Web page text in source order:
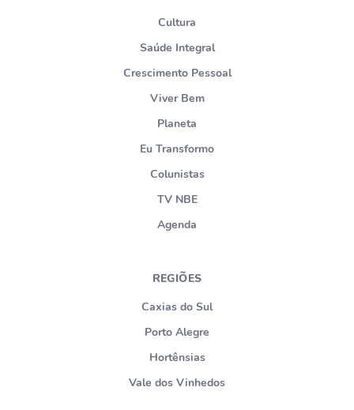
Cultura
Saúde Integral
Crescimento Pessoal
Viver Bem
Planeta
Eu Transformo
Colunistas
TV NBE
Agenda
REGIÕES
Caxias do Sul
Porto Alegre
Hortênsias
Vale dos Vinhedos